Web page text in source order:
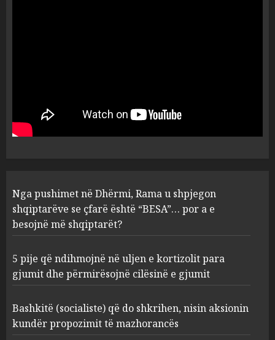
2
përmirësojnë cilësinë e gjumit
3
shkrihen, nisin aksionin
kundër propozimit të
mazhorancës
AUGUST 6, 2026
4
Mungesa e reshjeve: Fierza në
gjëndje alarmante, KESH blen
41.5 milionë euro energji për
periudhën korrik-shtator
AUGUST 6, 2026
Nga pushimet në Dhërmi, Rama u shpjegon
shqiptarëve se çfarë është “BESA”… por a e
besojnë më shqiptarët?
5 pije që ndihmojnë në uljen e kortizolit para
gjumit dhe përmirësojnë cilësinë e gjumit
Bashkitë (socialiste) që do shkrihen, nisin aksionin
kundër propozimit të mazhorancës